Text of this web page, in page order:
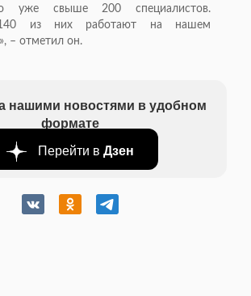
уже свыше 200 специалистов.
140 из них работают на нашем
– отметил он.
нашими новостями в удобном
формате
Перейти в Дзен